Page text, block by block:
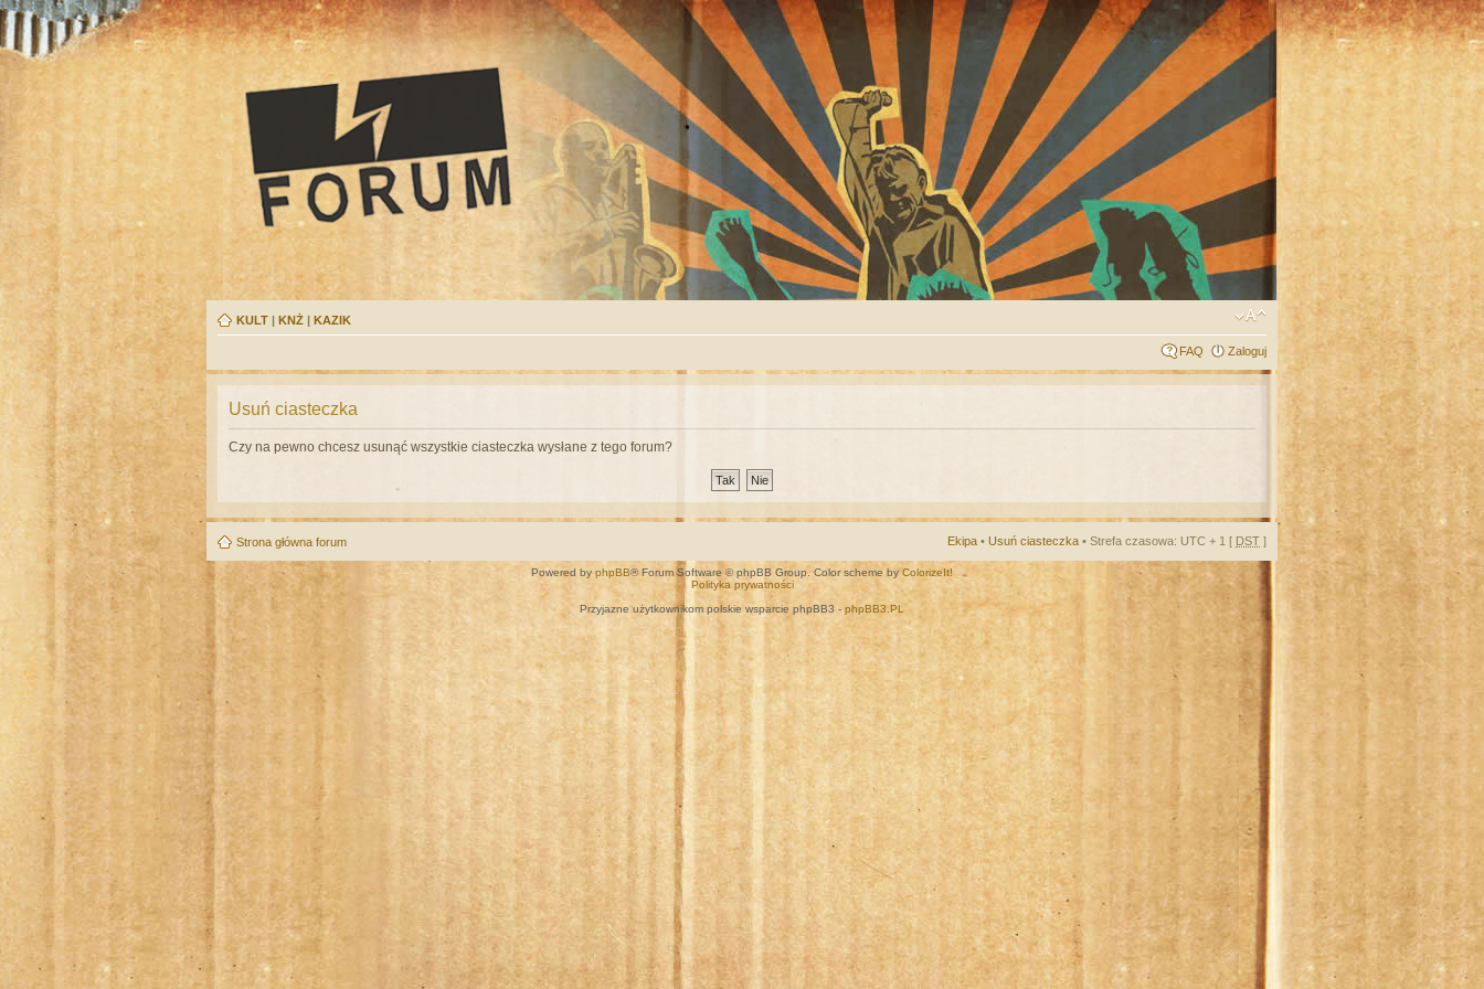
KULT | KNŻ | KAZIK
FAQ Zaloguj
Usuń ciasteczka
Czy na pewno chcesz usunąć wszystkie ciasteczka wysłane z tego forum?
Strona główna forum Ekipa • Usuń ciasteczka • Strefa czasowa: UTC + 1 [ DST ]
Powered by phpBB® Forum Software © phpBB Group. Color scheme byColorizeIt!
Polityka prywatności
Przyjazne użytkownikom polskie wsparcie phpBB3 -phpBB3.PL